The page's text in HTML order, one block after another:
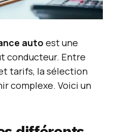
auto est une
conducteur. Entre
tarifs, la sélection
complexe. Voici un